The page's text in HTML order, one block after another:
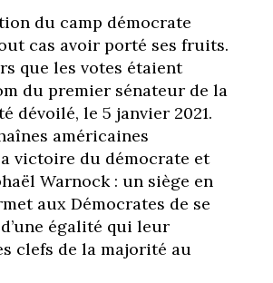
du camp démocrate
cas avoir porté ses fruits.
que les votes étaient
du premier sénateur de la
dévoilé, le 5 janvier 2021.
américaines
victoire du démocrate et
Warnock : un siège en
aux Démocrates de se
égalité qui leur
clefs de la majorité au